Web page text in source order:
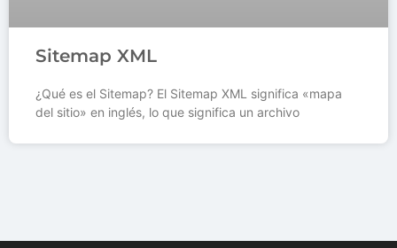
Sitemap XML
¿Qué es el Sitemap? El Sitemap XML significa «mapa
del sitio» en inglés, lo que significa un archivo